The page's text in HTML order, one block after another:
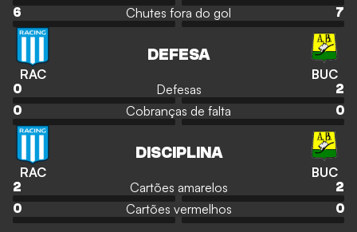
6
Chutes fora do gol 7
RAC
DEFESA
BUC
0 Defesas
2
0
Cobranças de falta 0
RAC
DISCIPLINA
BUC
2 Cartões amarelos
2
0
Cartões vermelhos 0